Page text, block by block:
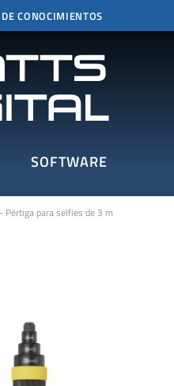
CONOCIMIENTOS
SOFTWARE
Pértiga para selfies de 3 m